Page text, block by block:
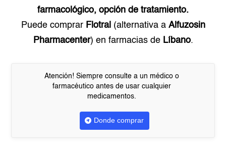
farmacológico, opción de tratamiento.
Puede comprar Flotral (alternativa a Alfuzosin
Pharmacenter) en farmacias de Líbano.
Atención! Siempre consulte a un médico o
farmacéutico antes de usar cualquier
medicamentos.
Donde comprar